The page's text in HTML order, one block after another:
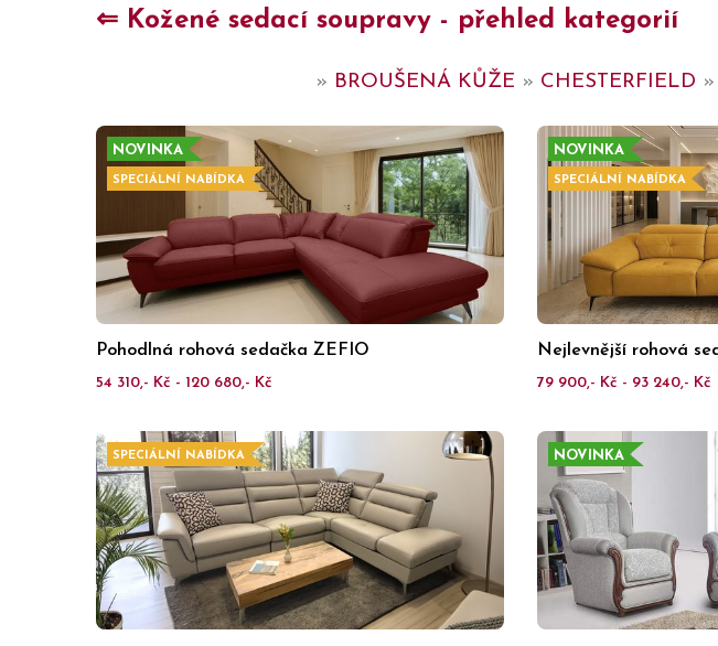
⇐ Kožené sedací soupravy - přehled kategorií
» BROUŠENÁ KŮŽE » CHESTERFIELD »
NOVINKA
SPECIÁLNÍ NABÍDKA
Pohodlná rohová sedačka ZEFIO
54 310,- Kč - 120 680,- Kč
NOVINKA
SPECIÁLNÍ NABÍDKA
Nejlevnější rohová
79 900,- Kč - 93 240,- Kč
SPECIÁLNÍ NABÍDKA NOVINKA